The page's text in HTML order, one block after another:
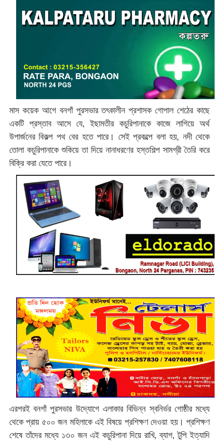
মাস কয়েক আগে বনগাঁ পুরসভার তৎকালীন প্রশাসক গোপাল শেঠের কাছে
একটি প্রস্তাব আসে যে, ইছামতীর কচুরিপানাকে কাজে লাগিয়ে অর্থ
উপার্জনের বিকল্প পথ বের হতে পারে। সেই প্রকল্পে বলা হয়, নদী থেকে
তোলা কচুরিপানাকে শুকিয়ে তা দিয়ে নানাধরণের হস্তশিল্প সামগ্রী তৈরি করে
বিক্রি করা যেতে পারে।
এরপরই বনগাঁ পুরসভার উদ্যোগে এলাকার বিভিন্ন স্বনির্ভর গোষ্ঠীর মধ্যে
থেকে প্রায় ৫০০ জন মহিলাকে এই বিষয়ে প্রশিক্ষণ দেওয়া হয়। প্রশিক্ষণ
শেষে তাঁদের মধ্যে ১৩০ জন এই কচুরিপানা দিয়ে রাখি, ব্যাগ, টুপি ইত্যাদি